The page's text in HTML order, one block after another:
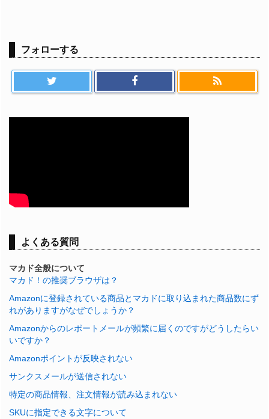
フォローする
よくある質問
マカド全般について
マカド！の推奨ブラウザは？
Amazonに登録されている商品とマカドに取り込まれた商品数にず
れがありますがなぜでしょうか？
Amazonからのレポートメールが頻繁に届くのですがどうしたらい
いですか？
Amazonポイントが反映されない
サンクスメールが送信されない
特定の商品情報、注文情報が読み込まれない
SKUに指定できる文字について